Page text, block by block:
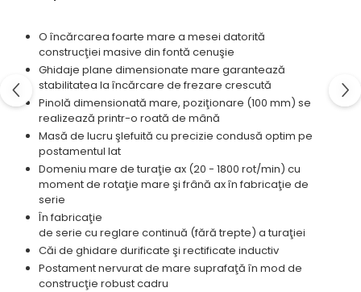
Unelte striere
O încărcarea foarte mare a mesei datorită
construcţiei masive din fontă cenuşie
Ghidaje plane dimensionate mare garantează
stabilitatea la încărcare de frezare crescută
Pinolă dimensionată mare, poziţionare (100 mm) se
realizează printr-o roată de mână
Masă de lucru şlefuită cu precizie condusă optim pe
postamentul lat
Domeniu mare de turaţie ax (20 - 1800 rot/min) cu
moment de rotaţie mare şi frână ax în fabricaţie de
serie
În fabricaţie
de serie cu reglare continuă (fără trepte) a turaţiei
Căi de ghidare durificate şi rectificate inductiv
Postament nervurat de mare suprafaţă în mod de
construcţie robust cadru